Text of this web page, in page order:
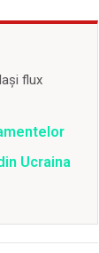
flux
Ucraina